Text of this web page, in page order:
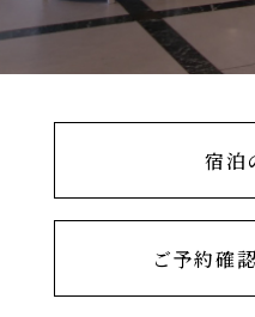
宿泊
ご予約確